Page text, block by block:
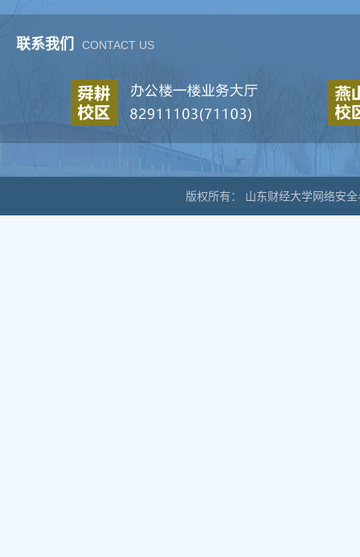
联系我们 CONTACT US
版权所有： 山东财经大学网络安